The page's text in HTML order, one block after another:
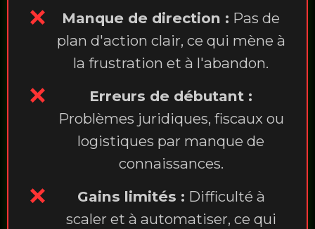
❌ Manque de direction : Pas de
plan d'action clair, ce qui mène à
la frustration et à l'abandon.
❌
Erreurs de débutant :
Problèmes juridiques, fiscaux ou
logistiques par manque de
connaissances.
❌ Gains limités : Difficulté à
scaler et à automatiser, ce qui